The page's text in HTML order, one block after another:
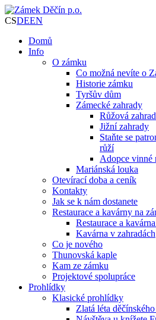
CSDEEN
Domů
Info
O zámku
Co možná nevíte o
Historie zámku
Tyršův dům
Zámecké zahrady
Růžová
Jižní zahrady
Staňte se
růží
Adopce vinné
Mariánská louka
Otevírací doba a ceník
Kontakty
Jak se k nám dostanete
Restaurace a kavárny na
Restaurace a
Kavárna v zahradách
Co je nového
Thunovská kaple
Kam ze zámku
Projektové spolupráce
Prohlídky
Klasické prohlídky
Zlatá léta